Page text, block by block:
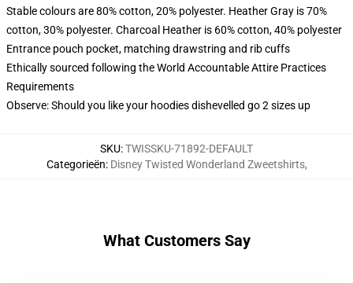
Stable colours are 80% cotton, 20% polyester. Heather Gray is 70%
cotton, 30% polyester. Charcoal Heather is 60% cotton, 40% polyester
Entrance pouch pocket, matching drawstring and rib cuffs
Ethically sourced following the World Accountable Attire Practices
Requirements
Observe: Should you like your hoodies dishevelled go 2 sizes up
SKU:TWISSKU-71892-DEFAULT
Categorieën: Disney Twisted Wonderland Zweetshirts,
What Customers Say